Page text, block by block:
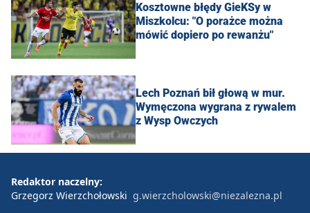
Kosztowne błędy GieKSy w
Miszkolcu: "O porażce można
mówić dopiero po rewanżu"
Lech Poznań bił głową w mur.
Wymęczona wygrana z rywalem
z Wysp Owczych
Redaktor naczelny:
Grzegorz Wierzchołowski g.wierzcholowski@niezalezna.pl